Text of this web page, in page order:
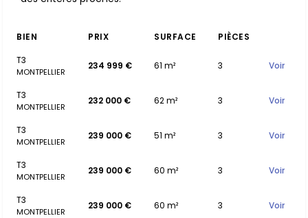
BIEN PRIX SURFACE
PIÈCES
T3
MONTPELLIER
234 999 € 61 m² 3 Voir
T3
MONTPELLIER
232 000 € 62 m² 3 Voir
T3
MONTPELLIER
239 000 € 51 m² 3 Voir
T3
MONTPELLIER
239 000 € 60 m² 3 Voir
T3
MONTPELLIER
239 000 € 60 m² 3 Voir